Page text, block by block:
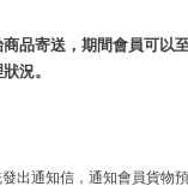
品寄送，期間會員可以
況。
出通知信，通知會員貨物預